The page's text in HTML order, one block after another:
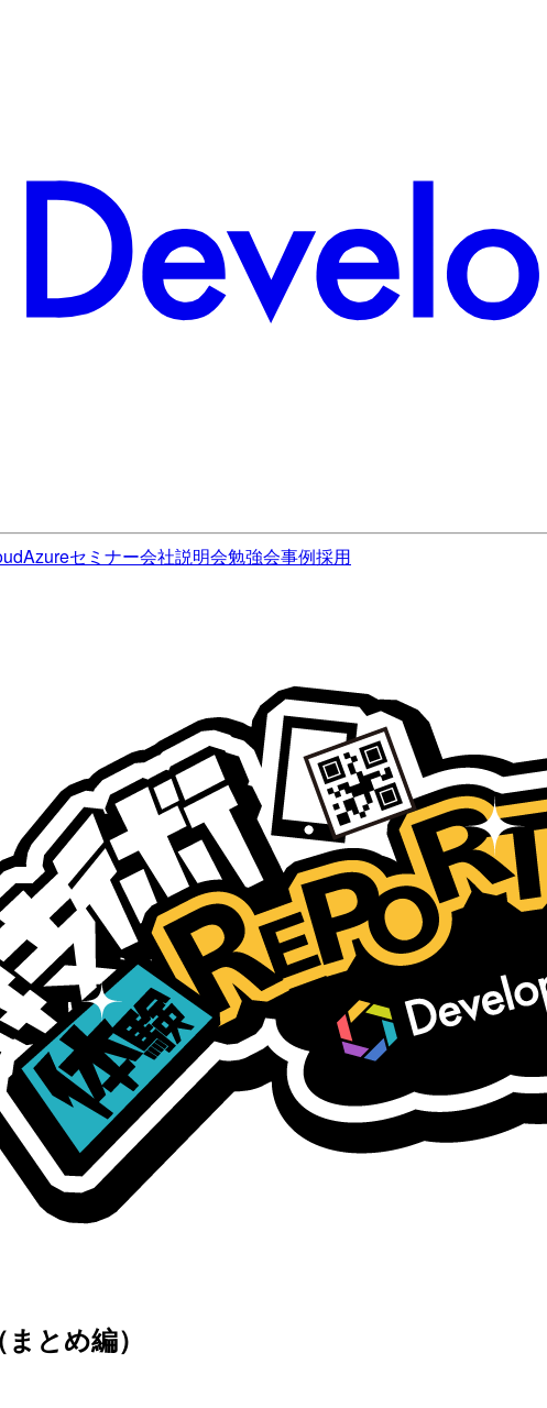
Azureセミナー会社説明会勉強会事例採用
とめ編）